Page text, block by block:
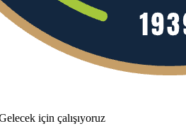
için çalışıyoruz